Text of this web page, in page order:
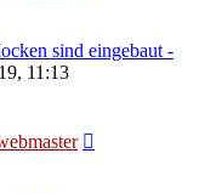
sind eingebaut -
11:13